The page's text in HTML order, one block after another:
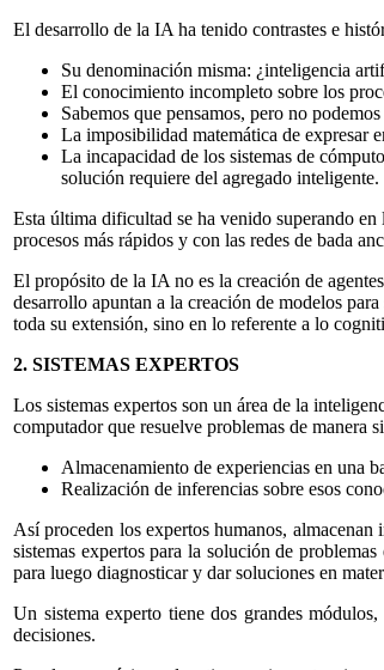
El desarrollo de la IA ha tenido contrastes e
Su denominación misma: ¿inteligencia
El conocimiento incompleto sobre los
Sabemos que pensamos, pero no
La imposibilidad matemática de expresar
La incapacidad de los sistemas de
solución requiere del agregado inteligente.
Esta última dificultad se ha venido superando
procesos más rápidos y con las redes de bada
El propósito de la IA no es la creación de
desarrollo apuntan a la creación de modelos
toda su extensión, sino en lo referente a lo
2. SISTEMAS EXPERTOS
Los sistemas expertos son un área de la
computador que resuelve problemas de manera
Almacenamiento de experiencias en una
Realización de inferencias sobre esos
Así proceden los expertos humanos,
sistemas expertos para la solución de
para luego diagnosticar y dar soluciones en
Un sistema experto tiene dos grandes
decisiones.